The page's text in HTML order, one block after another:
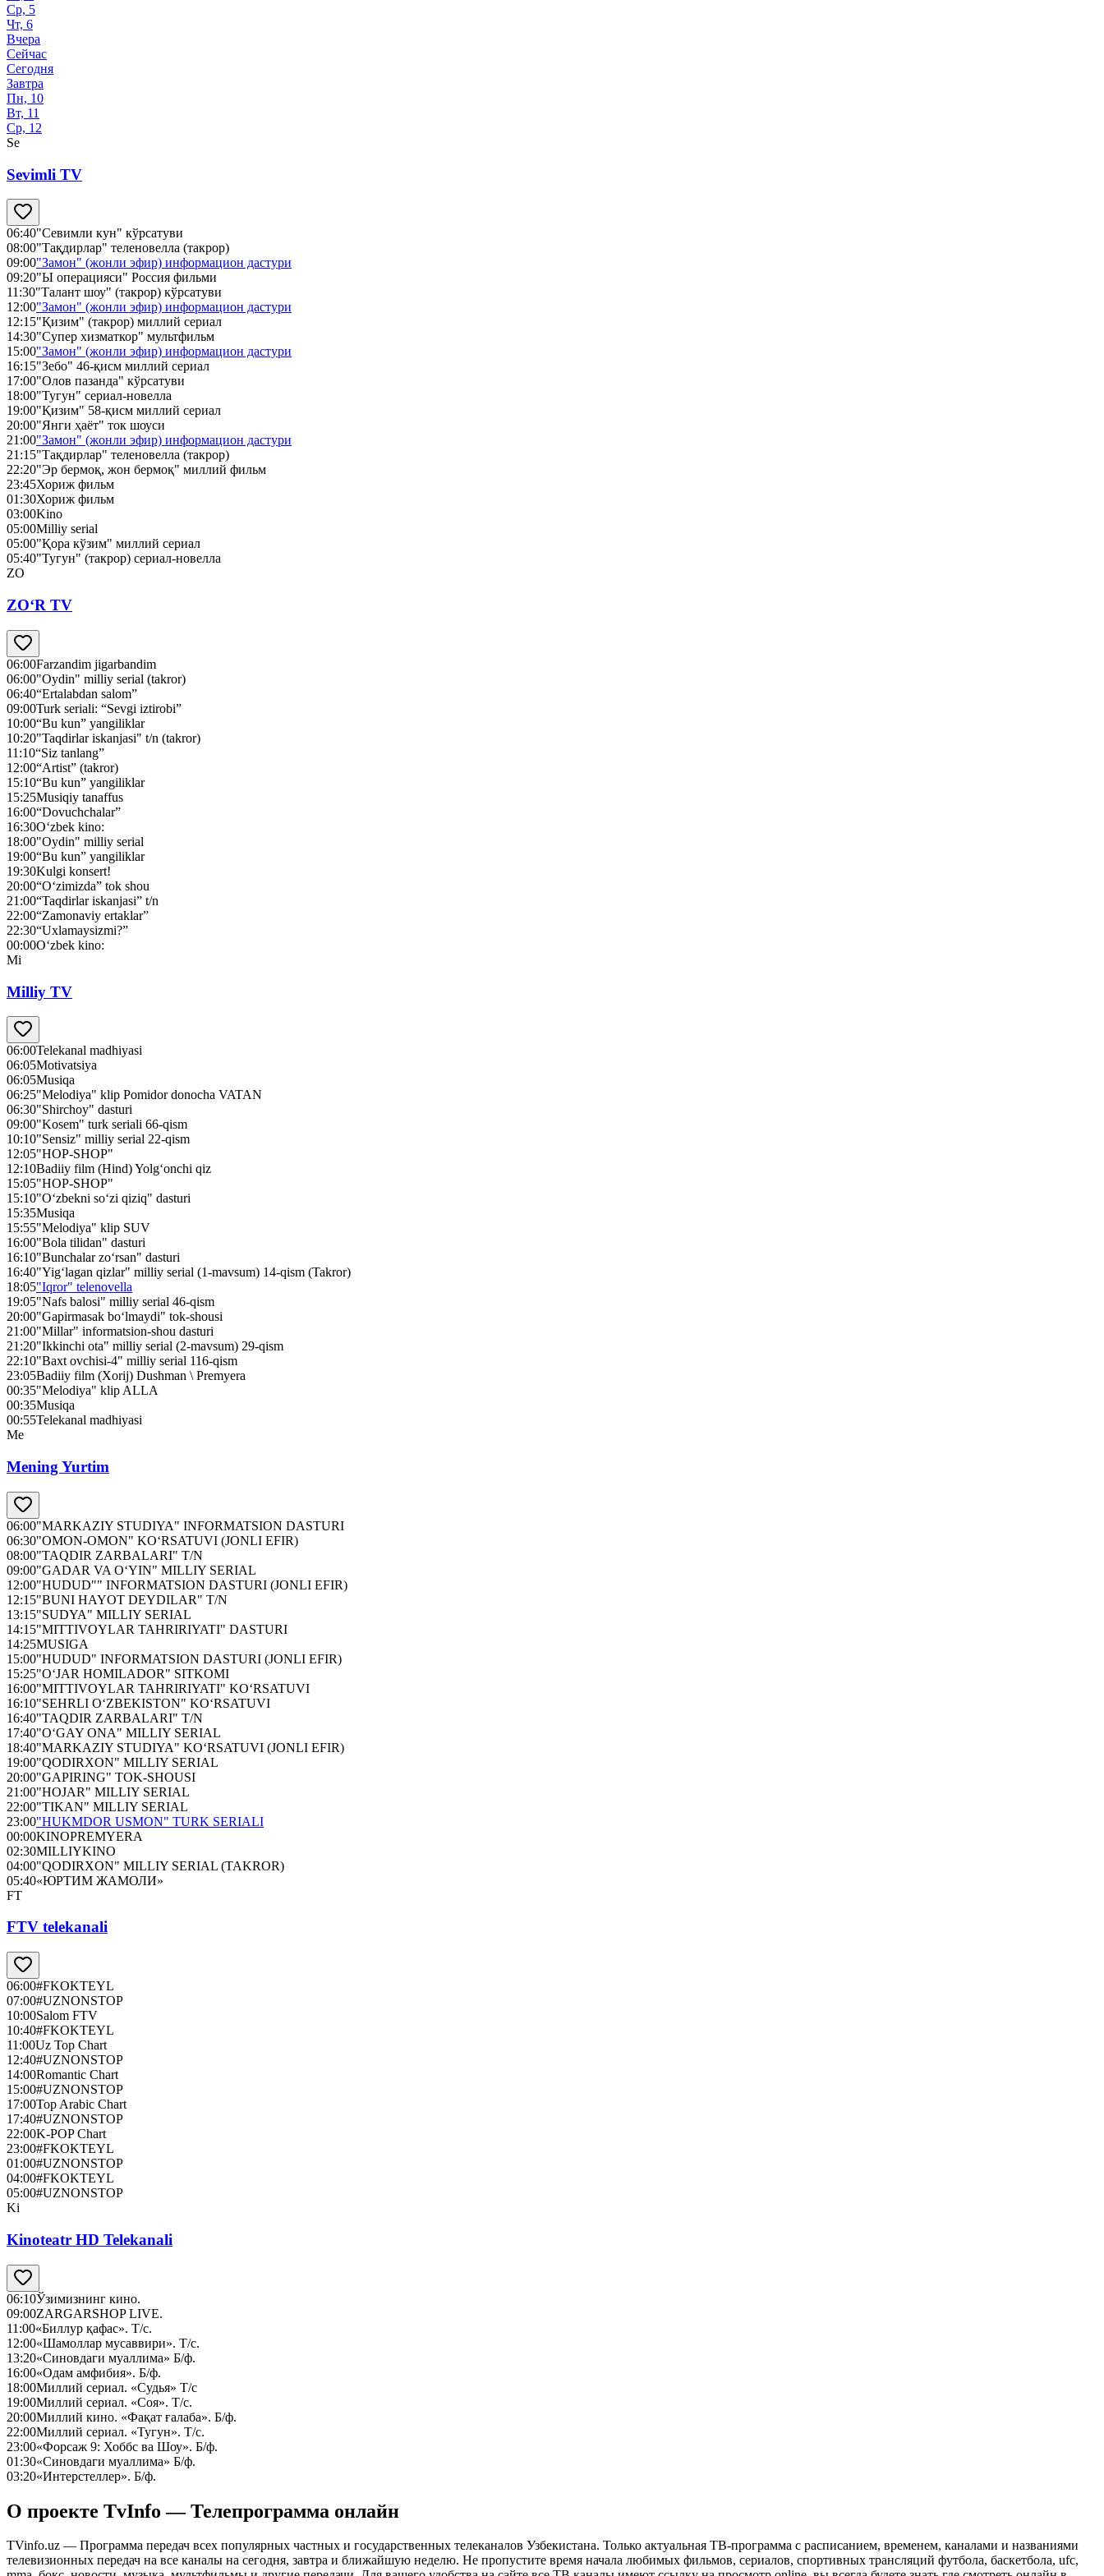
Ср, 5
Чт, 6
Вчера
Сейчас
Сегодня
Завтра
Пн, 10
Вт, 11
Ср, 12
Se
Sevimli TV
06:40"Севимли кун" кўрсатуви
08:00"Тақдирлар" теленовелла (такрор)
09:00"Замон" (жонли эфир) информацион дастури
09:20"Ы операцияси" Россия фильми
11:30"Талант шоу" (такрор) кўрсатуви
12:00"Замон" (жонли эфир) информацион дастури
12:15"Қизим" (такрор) миллий сериал
14:30"Супер хизматкор" мультфильм
15:00"Замон" (жонли эфир) информацион дастури
16:15"Зебо" 46-қисм миллий сериал
17:00"Олов пазанда" кўрсатуви
18:00"Тугун" сериал-новелла
19:00"Қизим" 58-қисм миллий сериал
20:00"Янги ҳаёт" ток шоуси
21:00"Замон" (жонли эфир) информацион дастури
21:15"Тақдирлар" теленовелла (такрор)
22:20"Эр бермоқ, жон бермоқ" миллий фильм
23:45Хориж фильм
01:30Хориж фильм
03:00Kino
05:00Milliy serial
05:00"Қора кўзим" миллий сериал
05:40"Тугун" (такрор) сериал-новелла
ZO
ZO‘R TV
06:00Farzandim jigarbandim
06:00"Oydin" milliy serial (takror)
06:40“Ertalabdan salom”
09:00Turk seriali: “Sevgi iztirobi”
10:00“Bu kun” yangiliklar
10:20"Taqdirlar iskanjasi" t/n (takror)
11:10“Siz tanlang”
12:00“Artist” (takror)
15:10“Bu kun” yangiliklar
15:25Musiqiy tanaffus
16:00“Dovuchchalar”
16:30O‘zbek kino:
18:00"Oydin" milliy serial
19:00“Bu kun” yangiliklar
19:30Kulgi konsert!
20:00“O‘zimizda” tok shou
21:00“Taqdirlar iskanjasi” t/n
22:00“Zamonaviy ertaklar”
22:30“Uxlamaysizmi?”
00:00O‘zbek kino:
Mi
Milliy TV
06:00Telekanal madhiyasi
06:05Motivatsiya
06:05Musiqa
06:25"Melodiya" klip Pomidor donocha VATAN
06:30"Shirchoy" dasturi
09:00"Kosem" turk seriali 66-qism
10:10"Sensiz" milliy serial 22-qism
12:05"HOP-SHOP"
12:10Badiiy film (Hind) Yolg‘onchi qiz
15:05"HOP-SHOP"
15:10"O‘zbekni so‘zi qiziq" dasturi
15:35Musiqa
15:55"Melodiya" klip SUV
16:00"Bola tilidan" dasturi
16:10"Bunchalar zo‘rsan" dasturi
16:40"Yig‘lagan qizlar" milliy serial (1-mavsum) 14-qism (Takror)
18:05"Iqror" telenovella
19:05"Nafs balosi" milliy serial 46-qism
20:00"Gapirmasak bo‘lmaydi" tok-shousi
21:00"Millar" informatsion-shou dasturi
21:20"Ikkinchi ota" milliy serial (2-mavsum) 29-qism
22:10"Baxt ovchisi-4" milliy serial 116-qism
23:05Badiiy film (Xorij) Dushman \ Premyera
00:35"Melodiya" klip ALLA
00:35Musiqa
00:55Telekanal madhiyasi
Me
Mening Yurtim
06:00"MARKAZIY STUDIYA" INFORMATSION DASTURI
06:30"OMON-OMON" KO‘RSATUVI (JONLI EFIR)
08:00"TAQDIR ZARBALARI" T/N
09:00"GADAR VA O‘YIN" MILLIY SERIAL
12:00"HUDUD"" INFORMATSION DASTURI (JONLI EFIR)
12:15"BUNI HAYOT DEYDILAR" T/N
13:15"SUDYA" MILLIY SERIAL
14:15"MITTIVOYLAR TAHRIRIYATI" DASTURI
14:25MUSIGA
15:00"HUDUD" INFORMATSION DASTURI (JONLI EFIR)
15:25"O‘JAR HOMILADOR" SITKOMI
16:00"MITTIVOYLAR TAHRIRIYATI" KO‘RSATUVI
16:10"SEHRLI O‘ZBEKISTON" KO‘RSATUVI
16:40"TAQDIR ZARBALARI" T/N
17:40"O‘GAY ONA" MILLIY SERIAL
18:40"MARKAZIY STUDIYA" KO‘RSATUVI (JONLI EFIR)
19:00"QODIRXON" MILLIY SERIAL
20:00"GAPIRING" TOK-SHOUSI
21:00"HOJAR" MILLIY SERIAL
22:00"TIKAN" MILLIY SERIAL
23:00"HUKMDOR USMON" TURK SERIALI
00:00KINOPREMYERA
02:30MILLIYKINO
04:00"QODIRXON" MILLIY SERIAL (TAKROR)
05:40«ЮРТИМ ЖАМОЛИ»
FT
FTV telekanali
06:00#FKOKTEYL
07:00#UZNONSTOP
10:00Salom FTV
10:40#FKOKTEYL
11:00Uz Top Chart
12:40#UZNONSTOP
14:00Romantic Chart
15:00#UZNONSTOP
17:00Top Arabic Chart
17:40#UZNONSTOP
22:00K-POP Chart
23:00#FKOKTEYL
01:00#UZNONSTOP
04:00#FKOKTEYL
05:00#UZNONSTOP
Ki
Kinoteatr HD Telekanali
06:10Ўзимизнинг кино.
09:00ZARGARSHOP LIVE.
11:00«Биллур қафас». Т/с.
12:00«Шамоллар мусаввири». Т/с.
13:20«Синовдаги муаллима» Б/ф.
16:00«Одам амфибия». Б/ф.
18:00Миллий сериал. «Судья» Т/с
19:00Миллий сериал. «Соя». Т/с.
20:00Миллий кино. «Фақат ғалаба». Б/ф.
22:00Миллий сериал. «Тугун». Т/с.
23:00«Форсаж 9: Хоббс ва Шоу». Б/ф.
01:30«Синовдаги муаллима» Б/ф.
03:20«Интерстеллер». Б/ф.
О проекте TvInfo — Телепрограмма онлайн
TVinfo.uz — Программа передач всех популярных частных и государственных телеканалов Узбекистана. Только актуальная ТВ-программа с расписанием, временем, каналами и названиями
телевизионных передач на все каналы на сегодня, завтра и ближайшую неделю. Не пропустите время начала любимых фильмов, сериалов, спортивных трансляций футбола, баскетбола, ufc,